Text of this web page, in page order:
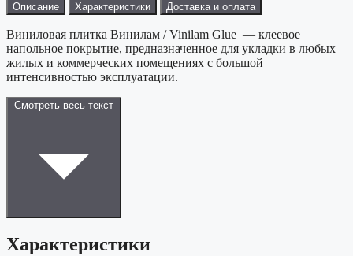
Описание
Характеристики Доставка и оплата
Виниловая плитка Винилам / Vinilam Glue — клеевое
напольное покрытие, предназначенное для укладки в любых
жилых и коммерческих помещениях с большой
интенсивностью эксплуатации.
Смотреть весь текст
Характеристики